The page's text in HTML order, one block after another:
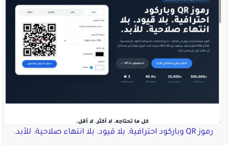
رموز QR وباركود احترافية. بلا قيود. بلا انتهاء صلاحية. للأبد.